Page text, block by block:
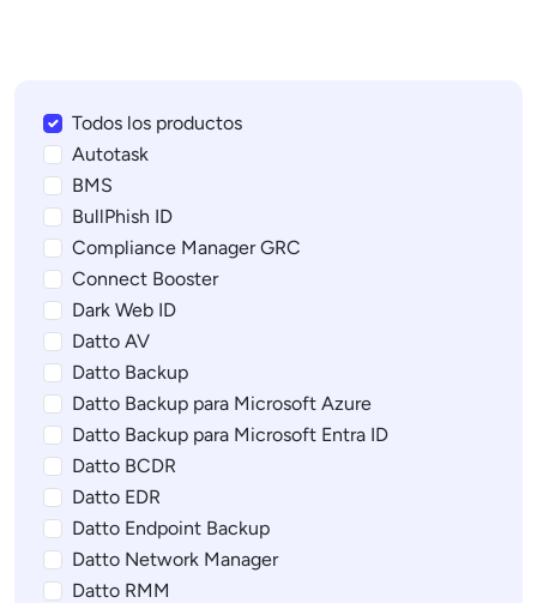
Todos los productos
Autotask
BMS
BullPhish ID
Compliance Manager GRC
Connect Booster
Dark Web ID
Datto AV
Datto Backup
Datto Backup para Microsoft Azure
Datto Backup para Microsoft Entra ID
Datto BCDR
Datto EDR
Datto Endpoint Backup
Datto Network Manager
Datto RMM